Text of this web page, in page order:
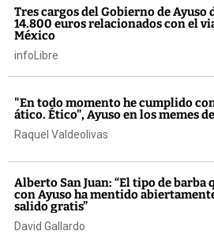
Tres cargos del Gobierno de Ayuso
14.800 euros relacionados con el
México
infoLibre
"En todo momento he cumplido
ático. Ético", Ayuso en los memes
Raquel Valdeolivas
Alberto San Juan: “El tipo de barba
con Ayuso ha mentido
salido gratis”
David Gallardo